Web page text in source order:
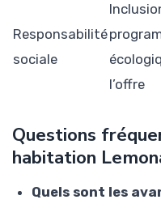
Responsabilité
sociale
l’offre
Questions
habitation
Quels sont les